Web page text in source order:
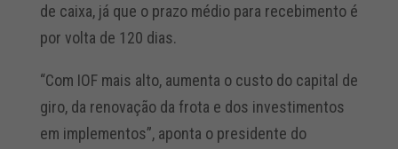
de caixa, já que o prazo médio para recebimento é
por volta de 120 dias.
“Com IOF mais alto, aumenta o custo do capital de
giro, da renovação da frota e dos investimentos
em implementos”, aponta o presidente do